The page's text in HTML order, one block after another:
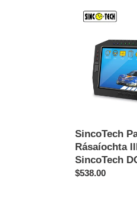
SincoTech
Painéal
Ilbhliantúil
SincoTech
DO909
SincoTech
Rásaíochta
SincoTech
Regular
$538.00